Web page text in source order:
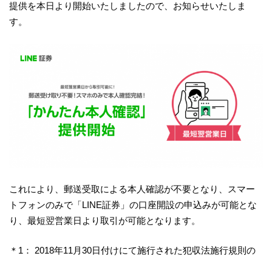
提供を本日より開始いたしましたので、お知らせいたしま
す。
これにより、郵送受取による本人確認が不要となり、スマー
トフォンのみで「LINE証券」の口座開設の申込みが可能とな
り、最短翌営業日より取引が可能となります。
＊1： 2018年11月30日付けにて施行された犯収法施行規則の